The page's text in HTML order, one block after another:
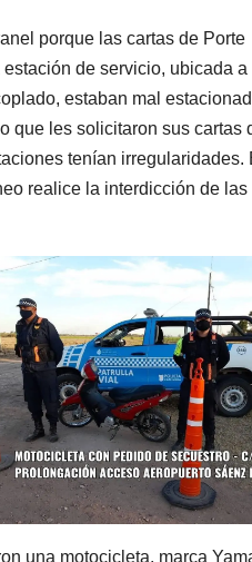
porque las cartas de Porte
de servicio, ubicada a
estaban mal
que les solicitaron sus cartas
tenían irregularidades.
realice la interdicción de las
una motocicleta, marca